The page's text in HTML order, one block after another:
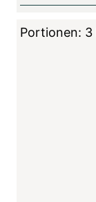
Portionen: 3